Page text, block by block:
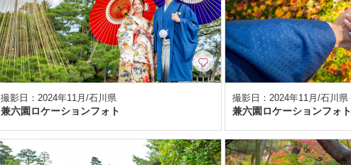
撮影日：2024年11月/石川県
兼六園ロケーションフォト
撮影日：2024年11月/石川県
兼六園ロケーションフォト